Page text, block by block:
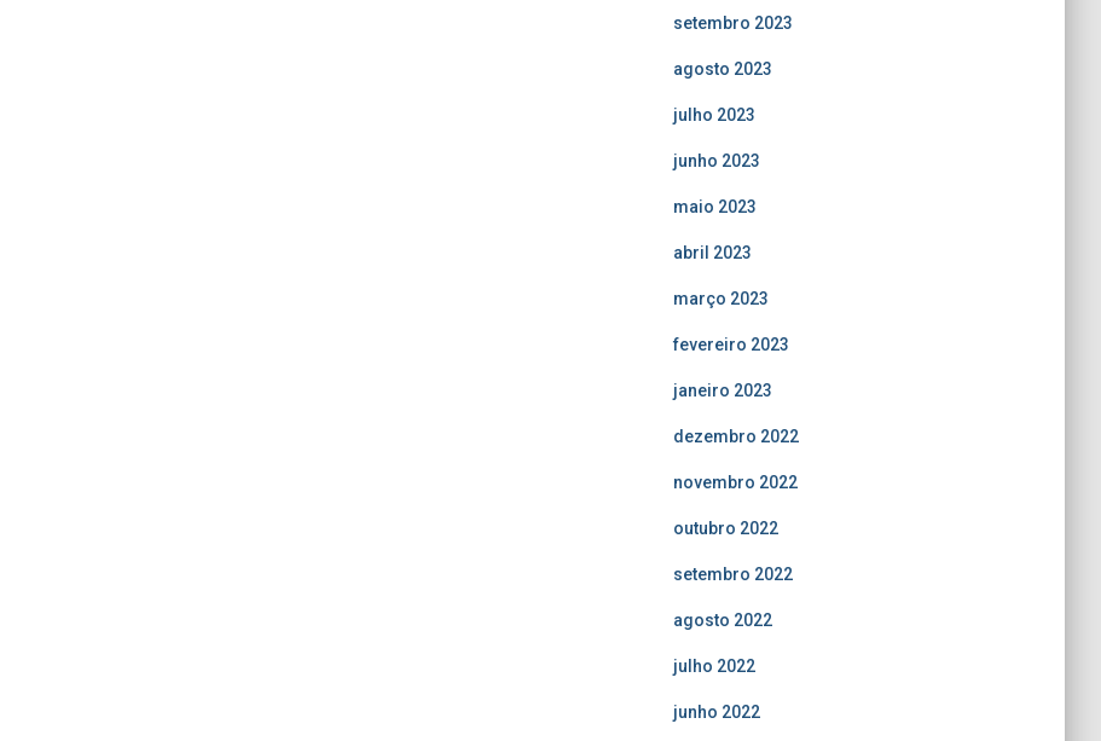
setembro 2023
agosto 2023
julho 2023
junho 2023
maio 2023
abril 2023
março 2023
fevereiro 2023
janeiro 2023
dezembro 2022
novembro 2022
outubro 2022
setembro 2022
agosto 2022
julho 2022
junho 2022